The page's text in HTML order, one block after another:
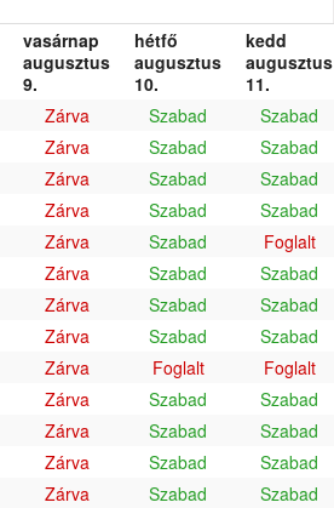
vasárnap
augusztus
9.
hétfő
augusztus
10.
kedd
augusztus
11.
Zárva Szabad
Szabad
Zárva Szabad
Szabad
Zárva Szabad
Szabad
Zárva Szabad
Szabad
Zárva Szabad
Foglalt
Zárva Szabad
Szabad
Zárva Szabad
Szabad
Zárva Szabad
Szabad
Zárva Foglalt
Foglalt
Zárva Szabad
Szabad
Zárva Szabad
Szabad
Zárva Szabad
Szabad
Zárva Szabad
Szabad